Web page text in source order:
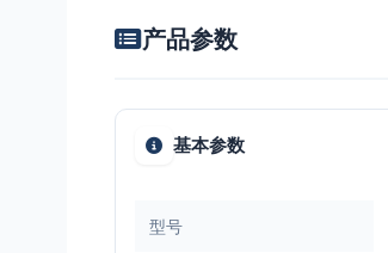
产品参数
基本参数
型号